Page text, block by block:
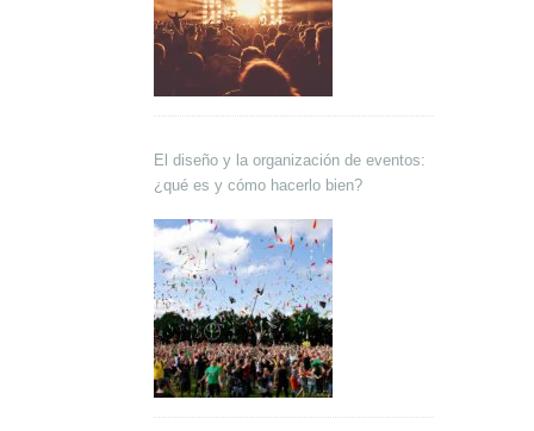
El diseño y la organización de eventos:
¿qué es y cómo hacerlo bien?